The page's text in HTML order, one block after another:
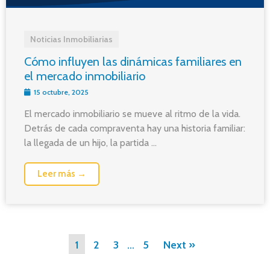
Noticias Inmobiliarias
Cómo influyen las dinámicas familiares en
el mercado inmobiliario
15 octubre, 2025
El mercado inmobiliario se mueve al ritmo de la vida.
Detrás de cada compraventa hay una historia familiar:
la llegada de un hijo, la partida ...
Leer más →
1 2 3 … 5 Next »